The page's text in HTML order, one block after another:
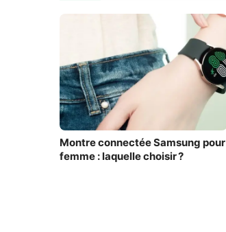
Montre connectée Samsung pour
femme : laquelle choisir ?